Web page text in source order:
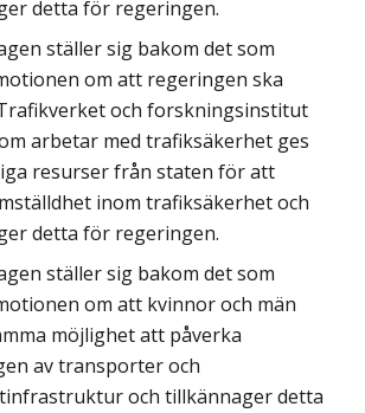
detta för regeringen.
ställer sig bakom det som
om att regeringen ska
och forskningsinstitut
arbetar med trafiksäkerhet ges
resurser från staten för att
inom trafiksäkerhet och
detta för regeringen.
ställer sig bakom det som
om att kvinnor och män
möjlighet att påverka
av transporter och
och tillkännager detta